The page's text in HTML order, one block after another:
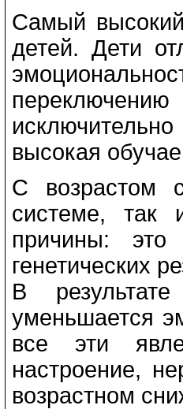
Самый
детей. Дети
высокая
С возрастом
системе, так
причины:
генетических
В
уменьшается
все эти
настроение,
возрастном